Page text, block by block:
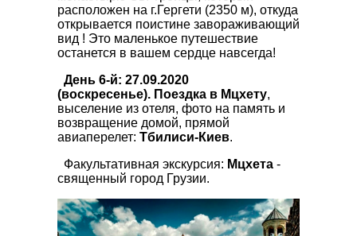
расположен на г.Гергети (2350 м), откуда
открывается поистине завораживающий
вид ! Это маленькое путешествие
останется в вашем сердце навсегда!
День 6-й: 27.09.2020
(воскресенье). Поездка в Мцхету,
выселение из отеля, фото на память и
возвращение домой, прямой
авиаперелет: Тбилиси-Киев.
Факультативная экскурсия: Мцхета -
священный город Грузии.